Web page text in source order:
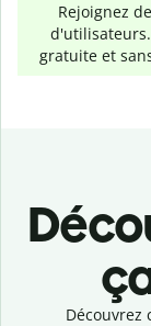
Rejoignez
gratuite et
Découvrez